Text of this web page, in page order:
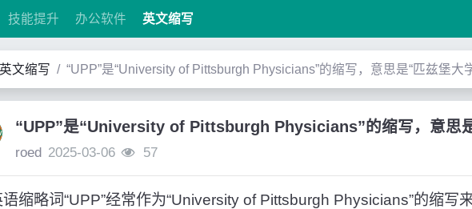
技能提升 办公软件 英文缩写
英文缩写 “UPP”是“University of Pittsburgh Physicians”的缩写，意思是“匹兹堡大
“UPP”是“University of Pittsburgh Physicians”的缩写，意思
roed 2025-03-06 57
缩略词“UPP”经常作为“University of Pittsburgh Physicians”的缩写